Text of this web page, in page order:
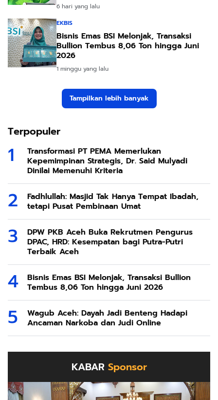
6 hari yang lalu
EKBIS
Bisnis Emas BSI Melonjak, Transaksi
Bullion Tembus 8,06 Ton hingga Juni
2026
1 minggu yang lalu
Tampilkan lebih banyak
Terpopuler
Transformasi PT PEMA Memerlukan
Kepemimpinan Strategis, Dr. Said Mulyadi
Dinilai Memenuhi Kriteria
Fadhlullah: Masjid Tak Hanya Tempat Ibadah,
tetapi Pusat Pembinaan Umat
DPW PKB Aceh Buka Rekrutmen Pengurus
DPAC, HRD: Kesempatan bagi Putra-Putri
Terbaik Aceh
Bisnis Emas BSI Melonjak, Transaksi Bullion
Tembus 8,06 Ton hingga Juni 2026
Wagub Aceh: Dayah Jadi Benteng Hadapi
Ancaman Narkoba dan Judi Online
KABAR Sponsor